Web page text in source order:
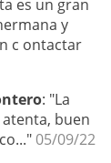
es un gran
y
c ontactar
: "La
buen
05/09/22